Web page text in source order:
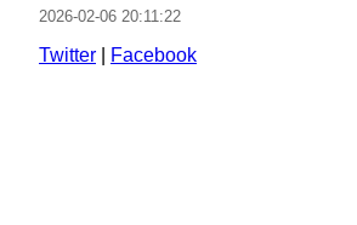
2026-02-06 20:11:22
Twitter Facebook